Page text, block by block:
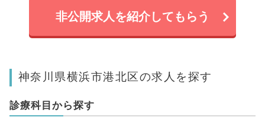
非公開求人を紹介してもらう
神奈川県横浜市港北区の求人を探す
診療科目から探す